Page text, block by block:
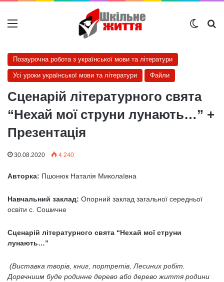
Меню
Позаурочна робота з української мови та літератури
Усі уроки української мови та літератури Файли
Сценарій літературного свята
“Нехай мої струни лунають…” +
Презентація
30.08.2020 4 240
Авторка: Пшонюк Наталія Миколаївна
Навчальний заклад: Опорний заклад загальної середньої
освіти с. Сошичне
Сценарій літературного свята “Нехай мої струни
лунають…”
(Виставка творів, книг, портретів, Лесиних робіт.
Доречниим буде родинне дерево або дерево життя родини